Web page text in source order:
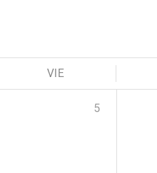
VIE
5